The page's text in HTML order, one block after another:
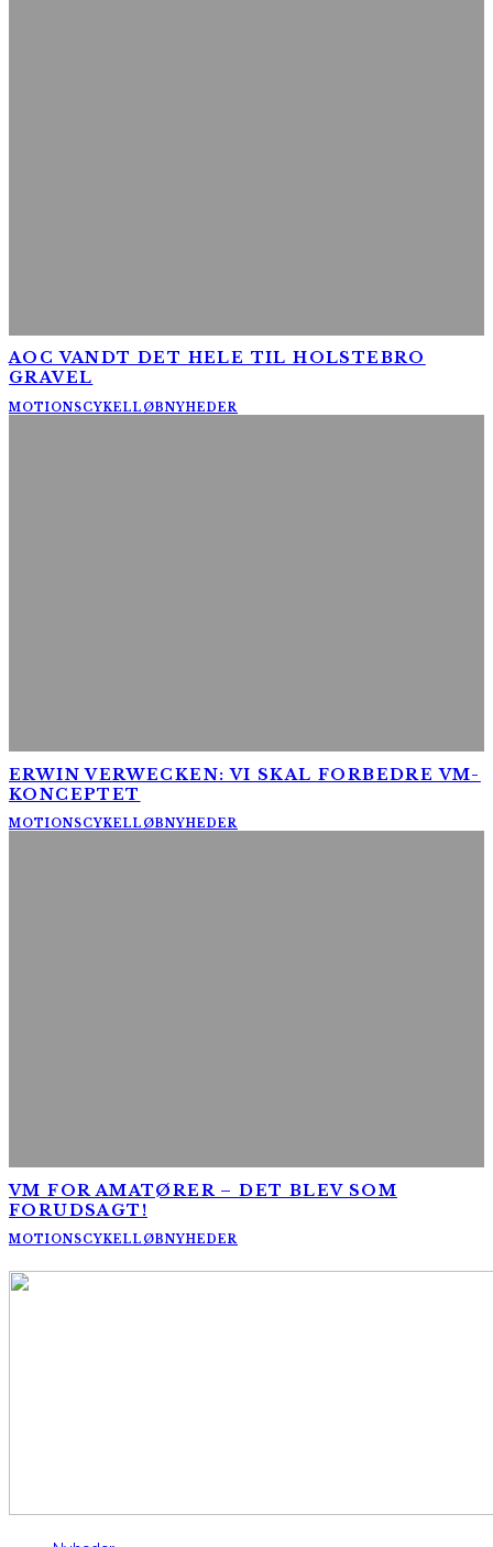
AOC VANDT DET HELE TIL HOLSTEBRO
GRAVEL
MOTIONSCYKELLØBNYHEDER
ERWIN VERWECKEN: VI SKAL FORBEDRE VM-
KONCEPTET
MOTIONSCYKELLØBNYHEDER
VM FOR AMATØRER – DET BLEV SOM
FORUDSAGT!
MOTIONSCYKELLØBNYHEDER